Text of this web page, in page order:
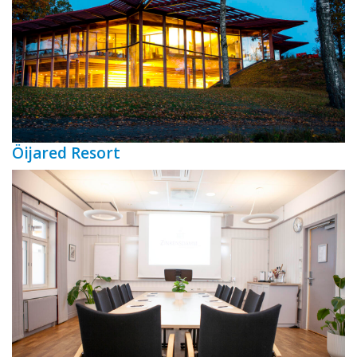
Öijared Resort